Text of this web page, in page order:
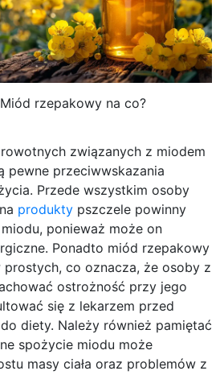
Miód rzepakowy na co?
związanych z miodem
pewne przeciwwskazania
Przede wszystkim osoby
produkty pszczele powinny
ponieważ może on
Ponadto miód rzepakowy
prostych, co oznacza, że osoby z
ostrożność przy jego
się z lekarzem przed
diety. Należy również pamiętać
spożycie miodu może
masy ciała oraz problemów z